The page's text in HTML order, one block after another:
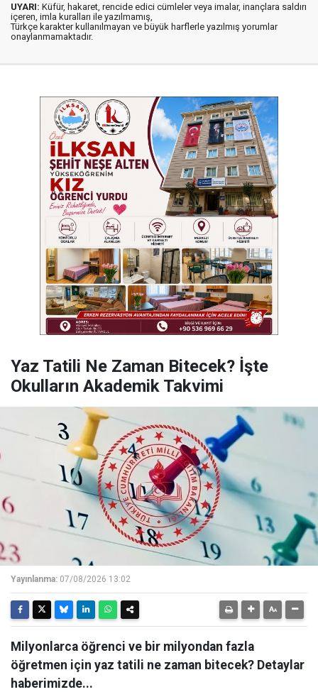
UYARI: Küfür, hakaret, rencide edici cümleler veya imalar, inançlara saldırı
içeren, imla kuralları ile yazılmamış,
Türkçe karakter kullanılmayan ve büyük harflerle yazılmış yorumlar
onaylanmamaktadır.
Yaz Tatili Ne Zaman Bitecek? İşte
Okulların Akademik Takvimi
Yayınlanma: 07/08/2026 13:02
Milyonlarca öğrenci ve bir milyondan fazla
öğretmen için yaz tatili ne zaman bitecek? Detaylar
haberimizde...